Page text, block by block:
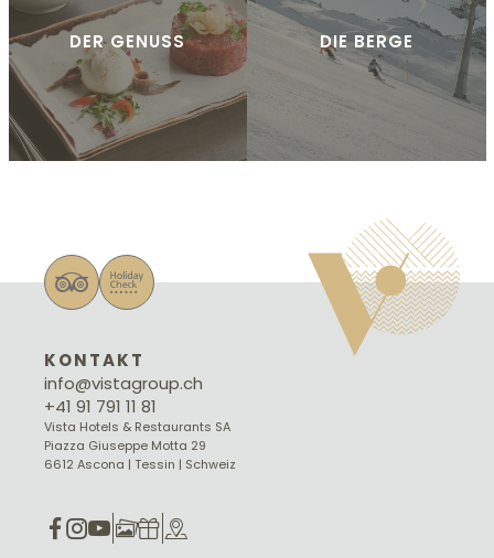
DER GENUSS DIE BERGE
KONTAKT
info@vistagroup.ch
+41 91 791 11 81
Vista Hotels & Restaurants SA
Piazza Giuseppe Motta 29
6612 Ascona | Tessin | Schweiz